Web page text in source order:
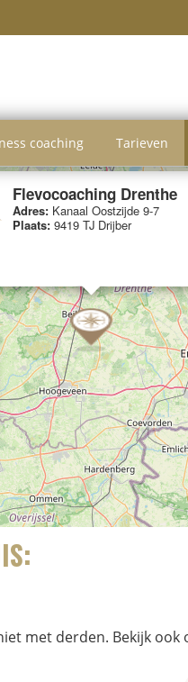
coaching Tarieven
Flevocoaching Drenthe
Adres: Kanaal Oostzijde 9-7
Plaats: 9419 TJ Drijber
met derden. Bekijk ook